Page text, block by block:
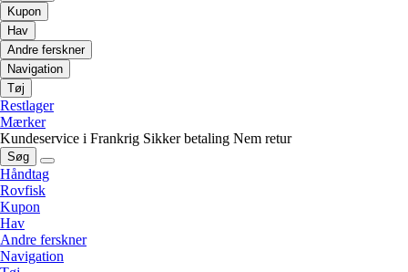
Kupon
Hav
Andre ferskner
Navigation
Tøj
Restlager
Mærker
Kundeservice i Frankrig Sikker betaling Nem retur
Søg
Håndtag
Rovfisk
Kupon
Hav
Andre ferskner
Navigation